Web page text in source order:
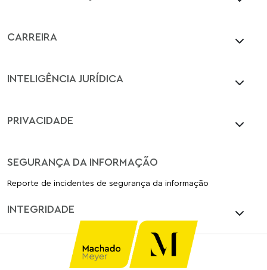
CARREIRA
INTELIGÊNCIA JURÍDICA
PRIVACIDADE
SEGURANÇA DA INFORMAÇÃO
Reporte de incidentes de segurança da informação
INTEGRIDADE